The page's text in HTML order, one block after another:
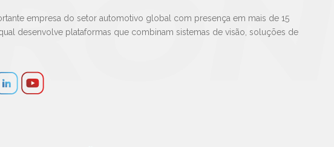
empresa do setor automotivo global com presença em mais de 15
desenvolve plataformas que combinam sistemas de visão, soluções de